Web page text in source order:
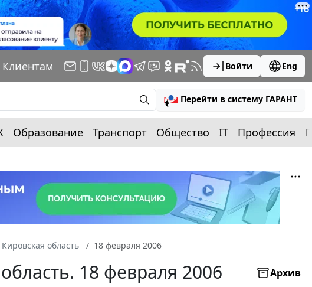
Клиентам Войти Eng
Перейти в систему ГАРАНТ
Образование Транспорт Общество IT Профессия
Кировская область 18 февраля 2006
18 февраля 2006
Архив